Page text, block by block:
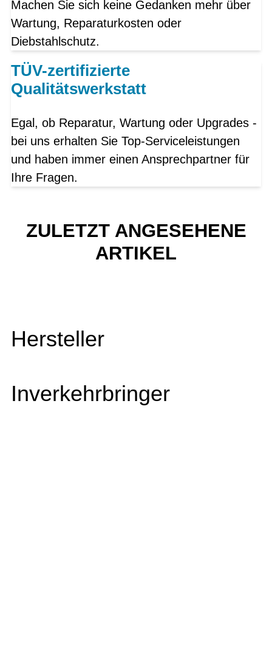
Machen Sie sich keine Gedanken mehr über
Wartung, Reparaturkosten oder
Diebstahlschutz.
TÜV-zertifizierte
Qualitätswerkstatt
Egal, ob Reparatur, Wartung oder Upgrades -
bei uns erhalten Sie Top-Serviceleistungen
und haben immer einen Ansprechpartner für
Ihre Fragen.
ZULETZT ANGESEHENE
ARTIKEL
Hersteller
Inverkehrbringer